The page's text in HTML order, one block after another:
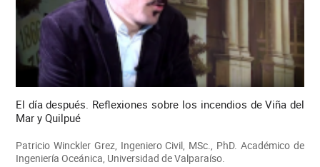
El día después. Reflexiones sobre los incendios de Viña del
Mar y Quilpué
Patricio Winckler Grez, Ingeniero Civil, MSc., PhD. Académico de
Ingeniería Oceánica, Universidad de Valparaíso.